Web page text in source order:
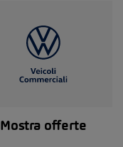
Mostra offerte